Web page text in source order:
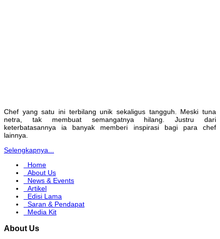
Chef yang satu ini terbilang unik sekaligus tangguh. Meski tuna
netra, tak membuat semangatnya hilang. Justru dari
keterbatasannya ia banyak memberi inspirasi bagi para chef
lainnya.
Selengkapnya...
Home
About Us
News & Events
Artikel
Edisi Lama
Saran & Pendapat
Media Kit
About Us